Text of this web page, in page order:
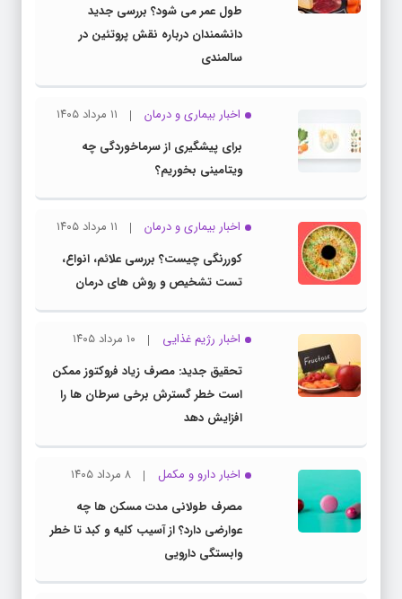
طول عمر می شود؟ بررسی جدید
دانشمندان درباره نقش پروتئین در
سالمندی
اخبار بیماری و درمان
۱۱ مرداد ۱۴۰۵
برای پیشگیری از سرماخوردگی چه
ویتامینی بخوریم؟
اخبار بیماری و درمان
۱۱ مرداد ۱۴۰۵
کوررنگی چیست؟ بررسی علائم، انواع،
تست تشخیص و روش های درمان
اخبار رژیم غذایی
۱۰ مرداد ۱۴۰۵
تحقیق جدید: مصرف زیاد فروکتوز ممکن
است خطر گسترش برخی سرطان ها را
افزایش دهد
اخبار دارو و مکمل
۸ مرداد ۱۴۰۵
مصرف طولانی مدت مسکن ها چه
عوارضی دارد؟ از آسیب کلیه و کبد تا خطر
وابستگی دارویی